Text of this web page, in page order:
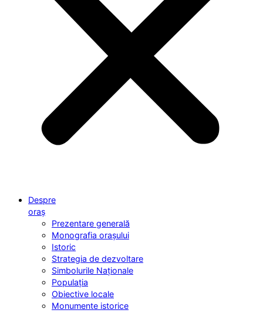
Despre
oraș
Prezentare generală
Monografia orașului
Istoric
Strategia de dezvoltare
Simbolurile Naționale
Populația
Obiective locale
Monumente istorice